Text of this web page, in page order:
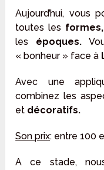
Aujourd’hui, vous
toutes les
les époques.
« bonheur » face à
Avec une
combinez les
et décoratifs.
Son prix: entre 100
A ce stade,